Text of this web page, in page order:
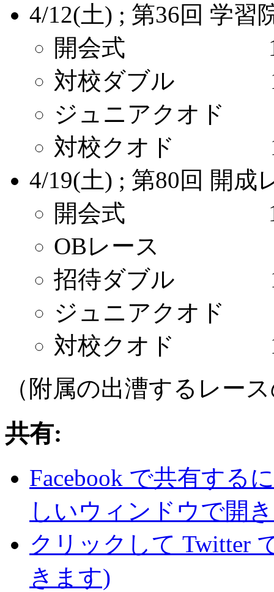
4/12(土) ; 第36回 学習
開会式
対校ダブル
ジュニアクオド
対校クオド
4/19(土) ; 第80回 開成
開会式
OBレース
招待ダブル
ジュニアクオド
対校クオド
（附属の出漕するレー
共有:
Facebook で共有する
しいウィンドウで開
クリックして Twitter
きます)